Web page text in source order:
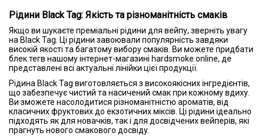
Рідини Black Tag: Якість та різноманітність смаків
Якщо ви шукаєте преміальні рідини для вейпу, зверніть увагу
на Black Tag. Ці рідини завоювали популярність завдяки
високій якості та багатому вибору смаків. Ви можете придбати
блек тегв нашому інтернет-магазині hardsmoke.online, де
представлені всі актуальні лінійки цієї продукції.
Рідина Black Tag виготовляється з високоякісних інгредієнтів,
що забезпечує чистий та насичений смак при кожному вдиху.
Ви зможете насолодитися різноманітністю ароматів, від
класичних фруктових до екзотичних міксів. Ці рідини ідеально
підходять як для новачків, так і для досвідчених вейперів, які
прагнуть нового смакового досвіду.